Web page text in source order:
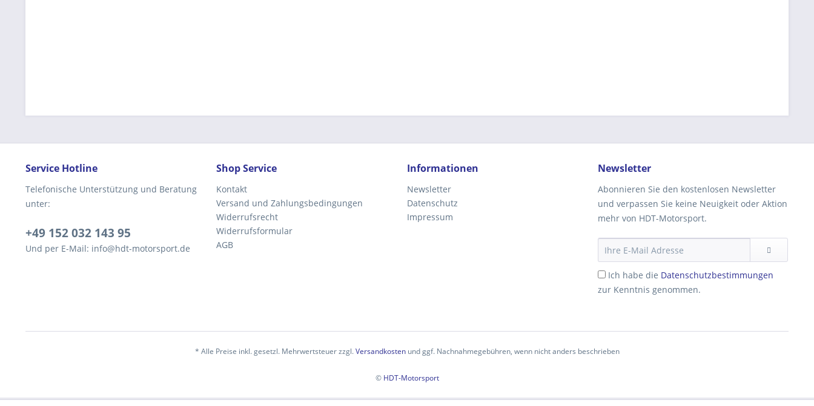
Service Hotline
Telefonische Unterstützung und Beratung
unter:
+49 152 032 143 95
Und per E-Mail: info@hdt-motorsport.de
Shop Service
Kontakt
Versand und Zahlungsbedingungen
Widerrufsrecht
Widerrufsformular
AGB
Informationen
Newsletter
Datenschutz
Impressum
Newsletter
Abonnieren Sie den kostenlosen Newsletter
und verpassen Sie keine Neuigkeit oder Aktion
mehr von HDT-Motorsport.
Ich habe die Datenschutzbestimmungen
zur Kenntnis genommen.
* Alle Preise inkl. gesetzl. Mehrwertsteuer zzgl.Versandkostenund ggf. Nachnahmegebühren, wenn nicht anders beschrieben
© HDT-Motorsport